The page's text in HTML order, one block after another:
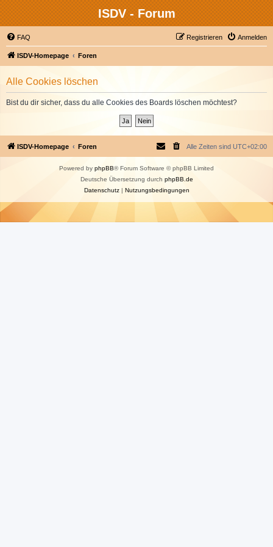
ISDV - Forum
FAQ Anmelden
Registrieren
ISDV-Homepage Foren
Alle Cookies löschen
Bist du dir sicher, dass du alle Cookies des Boards löschen möchtest?
ISDV-Homepage Foren Alle Zeiten sind UTC+02:00
Powered by phpBB® Forum Software © phpBB Limited
Deutsche Übersetzung durch phpBB.de
Datenschutz| Nutzungsbedingungen